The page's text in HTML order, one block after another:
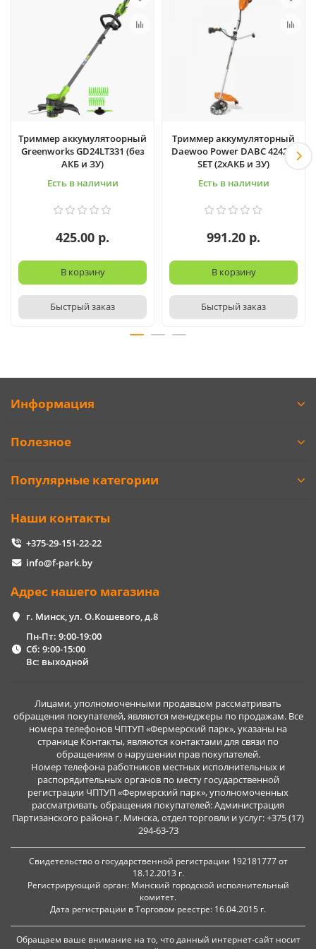
Триммер аккумулятоорный
Greenworks GD24LT331 (без
АКБ и ЗУ)
Есть в наличии
425.00 р.
В корзину
Быстрый заказ
Триммер аккумуляторный
Daewoo Power DABC 4242Li
SET (2хАКБ и ЗУ)
Есть в наличии
991.20 р.
В корзину
Быстрый заказ
Информация
Полезное
Популярные категории
Наши контакты
+375-29-151-22-22
info@f-park.by
Адрес нашего магазина
г. Минск, ул. О.Кошевого, д.8
Пн-Пт: 9:00-19:00
Сб: 9:00-15:00
Вс: выходной
Лицами, уполномоченными продавцом рассматривать
обращения покупателей, являются менеджеры по продажам. Все
номера телефонов ЧПТУП «Фермерский парк», указаны на
странице Контакты, являются контактами для связи по
обращениям о нарушении прав покупателей.
Номер телефона работников местных исполнительных и
распорядительных органов по месту государственной
регистрации ЧПТУП «Фермерский парк», уполномоченных
рассматривать обращения покупателей: Администрация
Партизанского района г. Минска, отдел торговли и услуг: +375 (17)
294-63-73
Свидетельство о государственной регистрации 192181777 от
18.12.2013 г.
Регистрирующий орган: Минский городской исполнительный
комитет.
Дата регистрации в Торговом реестре: 16.04.2015 г.
Обращаем ваше внимание на то, что данный интернет-сайт носит